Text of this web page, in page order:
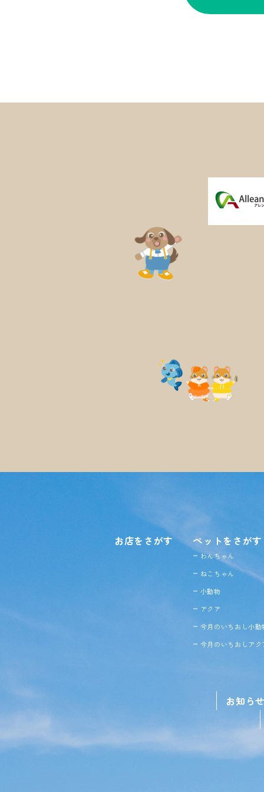
お店をさがす ペットをさがす
わんちゃん
ねこちゃん
小動物
アクア
今月のいちおし小動
今月のいちおしアク
お知ら